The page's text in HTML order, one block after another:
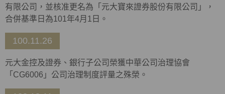
有限公司，並核准更名為「元大寶來證券股份有限公司」，
合併基準日為101年4月1日。
100.11.26
元大金控及證券、銀行子公司榮獲中華公司治理協會
「CG6006」公司治理制度評量之殊榮。